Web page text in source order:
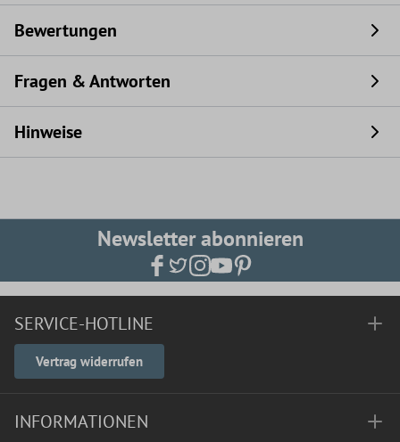
Bewertungen
Fragen & Antworten
Hinweise
Newsletter abonnieren
SERVICE-HOTLINE
Vertrag widerrufen
INFORMATIONEN